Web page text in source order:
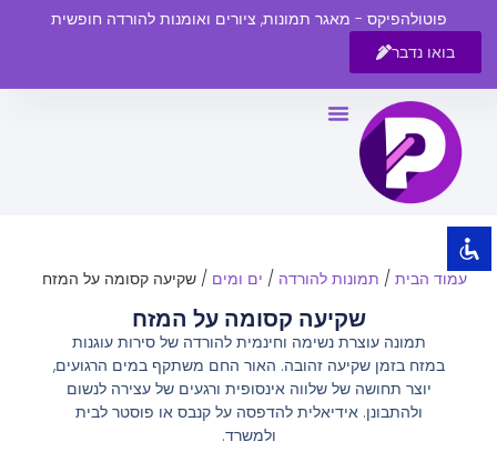
visibility_off השבת את ההבזקים
title סמן כותרות
צבע רקע
zoom_out
zoom_in זום (הגדלה)
הקטנת גופן
הגדלת גופן
גופן קריא
פוטולהפיקס - מאגר תמונות, ציורים ואומנות להורדה חופשית
בואו נדבר
עמוד הבית/ תמונות להורדה / ים ומים / שקיעה קסומה על המזח
שקיעה קסומה על המזח
תמונה עוצרת נשימה וחינמית להורדה של סירות עוגנות
במזח בזמן שקיעה זהובה. האור החם משתקף במים הרגועים,
יוצר תחושה של שלווה אינסופית ורגעים של עצירה לנשום
ולהתבונן. אידיאלית להדפסה על קנבס או פוסטר לבית
ולמשרד.